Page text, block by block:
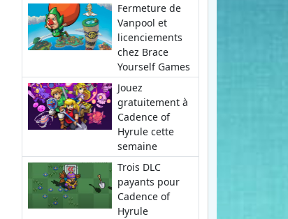
Fermeture de
Vanpool et
licenciements
chez Brace
Yourself Games
Jouez
gratuitement à
Cadence of
Hyrule cette
semaine
Trois DLC
payants pour
Cadence of
Hyrule